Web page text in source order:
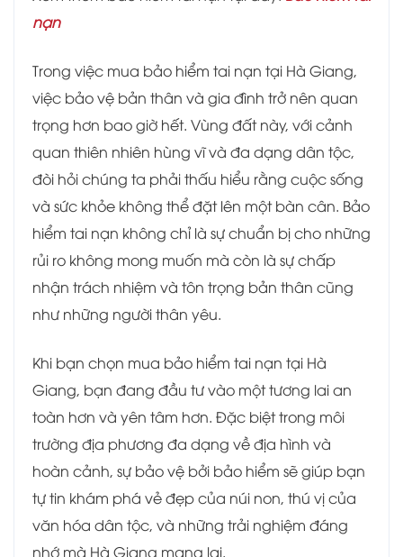
nạn
Trong việc mua bảo hiểm tai nạn tại Hà Giang,
việc bảo vệ bản thân và gia đình trở nên quan
trọng hơn bao giờ hết. Vùng đất này, với cảnh
quan thiên nhiên hùng vĩ và đa dạng dân tộc,
đòi hỏi chúng ta phải thấu hiểu rằng cuộc sống
và sức khỏe không thể đặt lên một bàn cân. Bảo
hiểm tai nạn không chỉ là sự chuẩn bị cho những
rủi ro không mong muốn mà còn là sự chấp
nhận trách nhiệm và tôn trọng bản thân cũng
như những người thân yêu.
Khi bạn chọn mua bảo hiểm tai nạn tại Hà
Giang, bạn đang đầu tư vào một tương lai an
toàn hơn và yên tâm hơn. Đặc biệt trong môi
trường địa phương đa dạng về địa hình và
hoàn cảnh, sự bảo vệ bởi bảo hiểm sẽ giúp bạn
tự tin khám phá vẻ đẹp của núi non, thú vị của
văn hóa dân tộc, và những trải nghiệm đáng
nhớ mà Hà Giang mang lại.